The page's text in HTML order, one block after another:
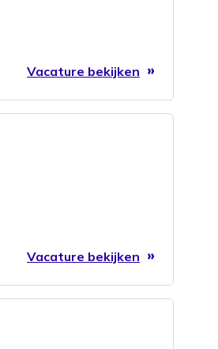
Vacature bekijken
Vacature bekijken